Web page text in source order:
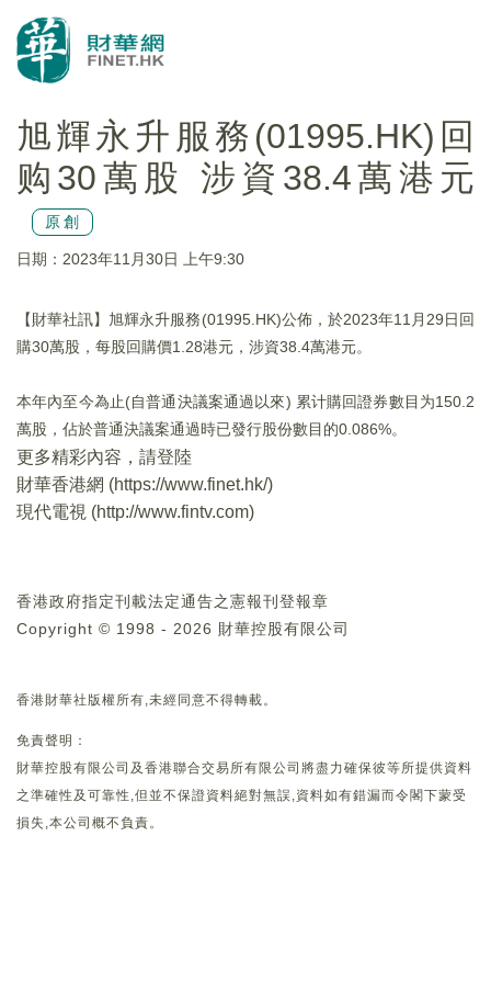
旭輝永升服務(01995.HK)回
购30萬股 涉資38.4萬港元
原創
日期：2023年11月30日 上午9:30
【財華社訊】旭輝永升服務(01995.HK)公佈，於2023年11月29日回
購30萬股，每股回購價1.28港元，涉資38.4萬港元。
本年內至今為止(自普通決議案通過以來) 累计購回證券數目为150.2
萬股，佔於普通決議案通過時已發行股份數目的0.086%。
更多精彩內容，請登陸
財華香港網 (https://www.finet.hk/)
現代電視 (http://www.fintv.com)
香港政府指定刊載法定通告之憲報刊登報章
Copyright © 1998 - 2026 財華控股有限公司
香港財華社版權所有,未經同意不得轉載。
免責聲明：
財華控股有限公司及香港聯合交易所有限公司將盡力確保彼等所提供資料
之準確性及可靠性,但並不保證資料絕對無誤,資料如有錯漏而令閣下蒙受
損失,本公司概不負責。